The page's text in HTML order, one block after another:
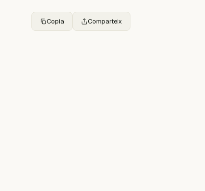
Copia Comparteix